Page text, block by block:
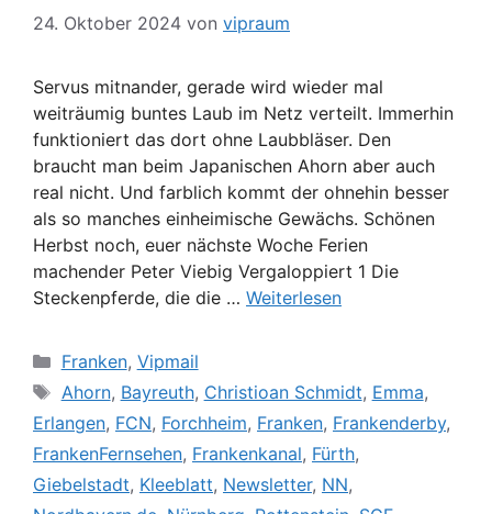
24. Oktober 2024 von vipraum
Servus mitnander, gerade wird wieder mal
weiträumig buntes Laub im Netz verteilt. Immerhin
funktioniert das dort ohne Laubbläser. Den
braucht man beim Japanischen Ahorn aber auch
real nicht. Und farblich kommt der ohnehin besser
als so manches einheimische Gewächs. Schönen
Herbst noch, euer nächste Woche Ferien
machender Peter Viebig Vergaloppiert 1 Die
Steckenpferde, die die … Weiterlesen
Kategorien
Franken, Vipmail
Schlagwörter
Ahorn, Bayreuth, Christioan Schmidt, Emma,
Erlangen, FCN, Forchheim, Franken, Frankenderby,
FrankenFernsehen, Frankenkanal, Fürth,
Giebelstadt, Kleeblatt, Newsletter, NN,